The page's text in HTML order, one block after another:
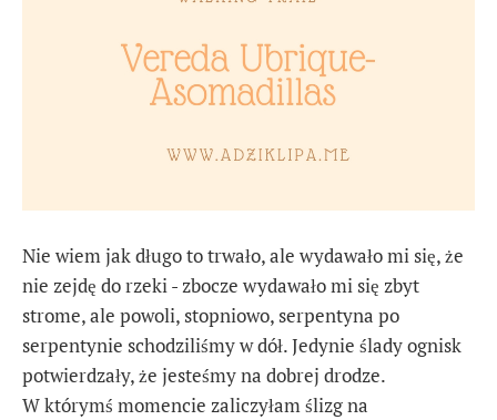
Nie wiem jak długo to trwało, ale wydawało mi się, że
nie zejdę do rzeki - zbocze wydawało mi się zbyt
strome, ale powoli, stopniowo, serpentyna po
serpentynie schodziliśmy w dół. Jedynie ślady ognisk
potwierdzały, że jesteśmy na dobrej drodze.
W którymś momencie zaliczyłam ślizg na